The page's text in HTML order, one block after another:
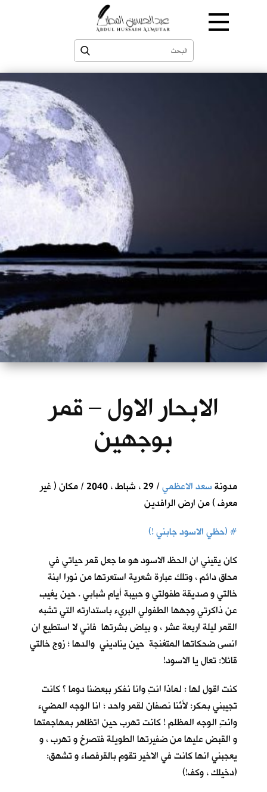
الابحار الاول – قمر
بوجهين
مدونةسعد الاعظمي
/ 29 ، شباط ، 2040 / مكان ( غير
معرف ) من ارض الرافدين
#(حظي الاسود جابني !)
كان يقيني ان الحظ الاسود هو ما جعل قمر حياتي في
محاق دائم ، وتلك عبارة شعرية استعرتها من نورا ابنة
خالتي و صديقة طفولتي و حبيبة أيام شبابي . حين يغيب
عن ذاكرتي وجهها الطفولي البريء باستدارته التي تشبه
القمر ليلة اربعة عشر ، و بياض بشرتها فاني لا استطيع ان
انسى ضحكاتها المتغنجة حين يناديني والدها ؛ زوج خالتي
قائلا: تعال يا الاسود!
كنت اقول لها : لماذا انتِ وانا نفكر ببعضنا دوما ؟ كانت
تجيبني بمكر: لأنّنا نصفانِ لقمر واحد ؛ انا الوجه المضيء
وانتِ الوجه المظلم ! كانت تهرب حين اتظاهر بمهاجمتها
و القبض عليها من ضفيرتها الطويلة فتصرخ و تهرب ، و
يعجبني انها كانت في الاخير تقوم بالقرفصاء و تشهق:
(دخيلك ، وكف!)